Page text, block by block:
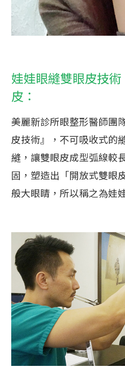
娃娃眼縫雙眼皮技
皮：
美麗新診所眼整形醫師團
皮技術』，不可吸收式的
縫，讓雙眼皮成型弧線較
固，塑造出「開放式雙眼
般大眼睛，所以稱之為娃